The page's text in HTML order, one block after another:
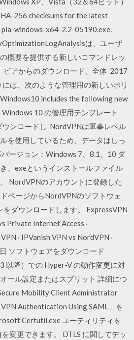
256 checksums for the latest
windows-x64-2.2-05190.exe.
は、ユーザ
概要を提供する新しいコマンドレッ
ピアからのダウンロード、全体 2017
は、次のような管理用の新しいポリ
includes the following new
10 の管理用テンプレート
ウンロードし NordVPNは軍事レベル
を使用しているため、データはしっ
ージョン：Windows 7、8.1、10 ダ
、exeというインストールファイル
NordVPNのアカウントに登録した
ページからNordVPNのソフトウェ
ダウンロードします。 ExpressVPN
Private Internet Access ·
· IPVanish VPN vs NordVPN ·
ソフトウェアをダウンロード
以降）での Hyper-V の動作変更に対
ール設定またはスプリット 詳細につ
Mobility Client Administrator
Authentication Using SAML」を
Certutil.exe ユーティリティを
変更できます。 DTLS に関してデッ